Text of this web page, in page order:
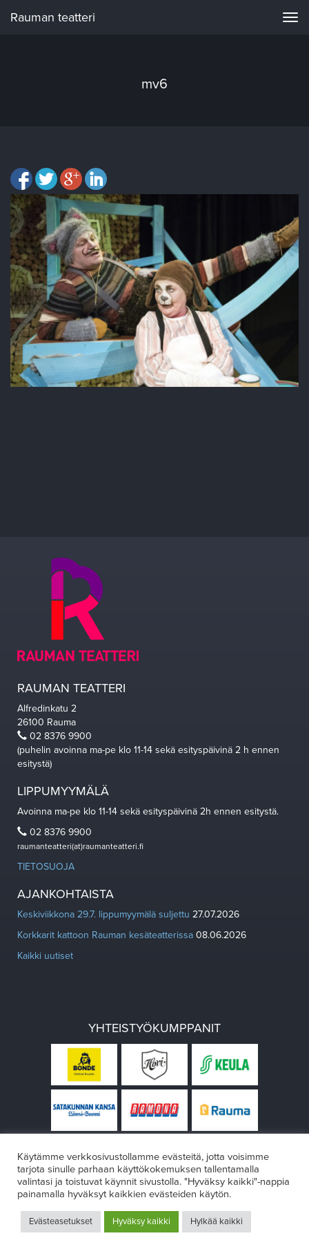
Rauman teatteri
mv6
RAUMAN TEATTERI
Alfredinkatu 2
26100 Rauma
02 8376 9900
(puhelin avoinna ma-pe klo 11-14 sekä esityspäivinä 2 h ennen
esitystä)
LIPPUMYYMÄLÄ
Avoinna ma-pe klo 11-14 sekä esityspäivinä 2h ennen esitystä.
02 8376 9900
raumanteatteri(at)raumanteatteri.fi
TIETOSUOJA
AJANKOHTAISTA
Keskiviikkona 29.7. lippumyymälä suljettu 27.07.2026
Korkkarit kattoon Rauman kesäteatterissa 08.06.2026
Kaikki uutiset
YHTEISTYÖKUMPPANIT
Design:VÄRIKÄS
Käytämme verkkosivustollamme evästeitä, jotta voisimme
tarjota sinulle parhaan käyttökokemuksen tallentamalla
valintasi ja toistuvat käynnit sivustolla. "Hyväksy kaikki"-nappia
painamalla hyväksyt kaikkien evästeiden käytön.
Evästeasetukset Hyväksy kaikki Hylkää kaikki